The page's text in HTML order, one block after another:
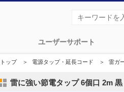
ユーザーサポート
トップ＞ 電源タップ・延長コード ＞ 雷ガ
雷に強い節電タップ 6個口 2m